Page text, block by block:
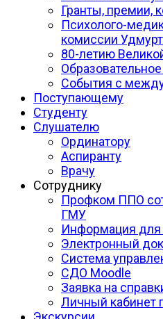
Гранты, премии,
Психолого-
комиссии
80-летию
События с
Поступающему
Студенту
Слушателю
Ординатору
Аспиранту
Врачу
Сотруднику
Профком ППО
ГМУ
Информация для
Электронный
Система
СДО Moodle
Заявка на
Личный кабинет